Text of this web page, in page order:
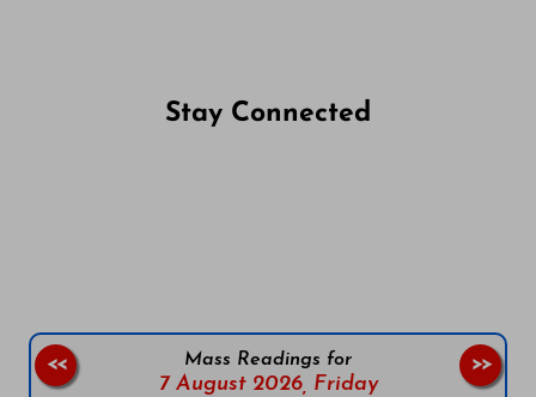
Stay Connected
Mass Readings for
7 August 2026, Friday
<< >>